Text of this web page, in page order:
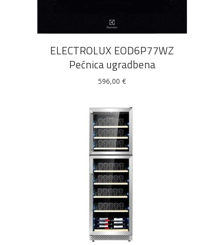
ELECTROLUX EOD6P77WZ
Pećnica ugradbena
596,00 €
DODAJ U KOŠARICU